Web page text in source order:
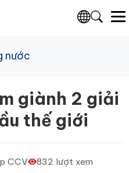
nước
giành 2 giải
thế giới
CCV
832 lượt xem